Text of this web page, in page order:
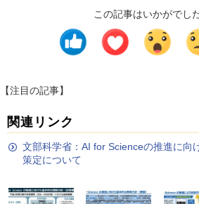
この記事はいかがでし
【注目の記事】
関連リンク
文部科学省：AI for Scienceの推進に向
策定について